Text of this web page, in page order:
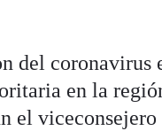
del coronavirus
en la
el